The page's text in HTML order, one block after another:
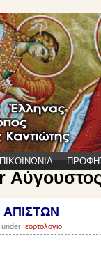
under: εορτολογιο